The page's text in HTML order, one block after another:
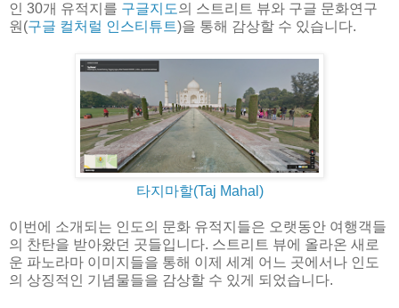
인 30개 유적지를 구글지도의 스트리트 뷰와 구글 문화연구
원(구글 컬처럴 인스티튜트)을 통해 감상할 수 있습니다.
타지마할(Taj Mahal)
이번에 소개되는 인도의 문화 유적지들은 오랫동안 여행객들
의 찬탄을 받아왔던 곳들입니다. 스트리트 뷰에 올라온 새로
운 파노라마 이미지들을 통해 이제 세계 어느 곳에서나 인도
의 상징적인 기념물들을 감상할 수 있게 되었습니다.